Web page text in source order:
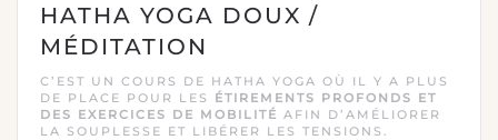
HATHA YOGA DOUX /
MÉDITATION
C’EST UN COURS DE HATHA YOGA OÙ IL Y A PLUS
DE PLACE POUR LES ÉTIREMENTS PROFONDS ET
DES EXERCICES DE MOBILITÉ AFIN D’AMÉLIORER
LA SOUPLESSE ET LIBÉRER LES TENSIONS.